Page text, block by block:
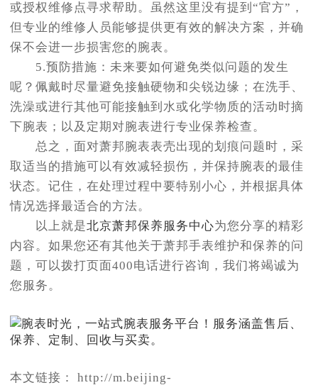
或授权维修点寻求帮助。虽然这里没有提到“官方”，
但专业的维修人员能够提供更有效的解决方案，并确
保不会进一步损害您的腕表。
5.预防措施：未来要如何避免类似问题的发生
呢？佩戴时尽量避免接触硬物和尖锐边缘；在洗手、
洗澡或进行其他可能接触到水或化学物质的活动时摘
下腕表；以及定期对腕表进行专业保养检查。
总之，面对萧邦腕表表壳出现的划痕问题时，采
取适当的措施可以有效减轻损伤，并保持腕表的最佳
状态。记住，在处理过程中要特别小心，并根据具体
情况选择最适合的方法。
以上就是北京萧邦保养服务中心为您分享的精彩
内容。如果您还有其他关于萧邦手表维护和保养的问
题，可以拨打页面400电话进行咨询，我们将竭诚为
您服务。
本文链接： http://m.beijing-